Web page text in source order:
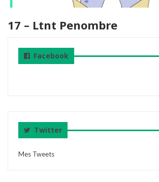
17 – Ltnt Penombre
Facebook
Twitter
Mes Tweets